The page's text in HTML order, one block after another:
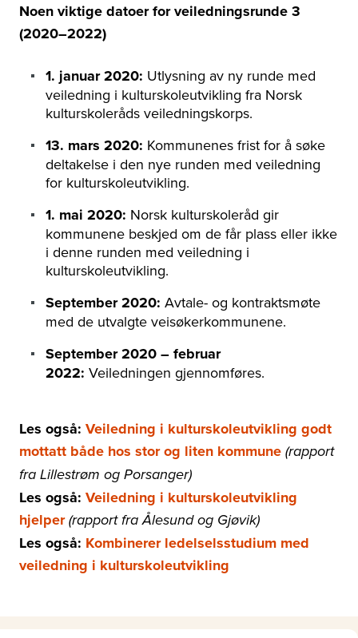
Noen viktige datoer for veiledningsrunde 3
(2020–2022)
1. januar 2020: Utlysning av ny runde med
veiledning i kulturskoleutvikling fra Norsk
kulturskoleråds veiledningskorps.
13. mars 2020: Kommunenes frist for å søke
deltakelse i den nye runden med veiledning
for kulturskoleutvikling.
1. mai 2020: Norsk kulturskoleråd gir
kommunene beskjed om de får plass eller ikke
i denne runden med veiledning i
kulturskoleutvikling.
September 2020: Avtale- og kontraktsmøte
med de utvalgte veisøkerkommunene.
September 2020– februar
2022: Veiledningen gjennomføres.
Les også: Veiledning i kulturskoleutvikling godt
mottatt både hos stor og liten kommune (rapport
fra Lillestrøm og Porsanger)
Les også: Veiledning i kulturskoleutvikling
hjelper(rapport fra Ålesund og Gjøvik)
Les også: Kombinerer ledelselsstudium med
veiledning i kulturskoleutvikling